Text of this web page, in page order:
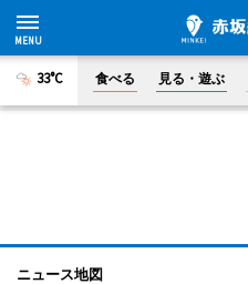
33°C 食べる 見る・遊ぶ
ニュース地図